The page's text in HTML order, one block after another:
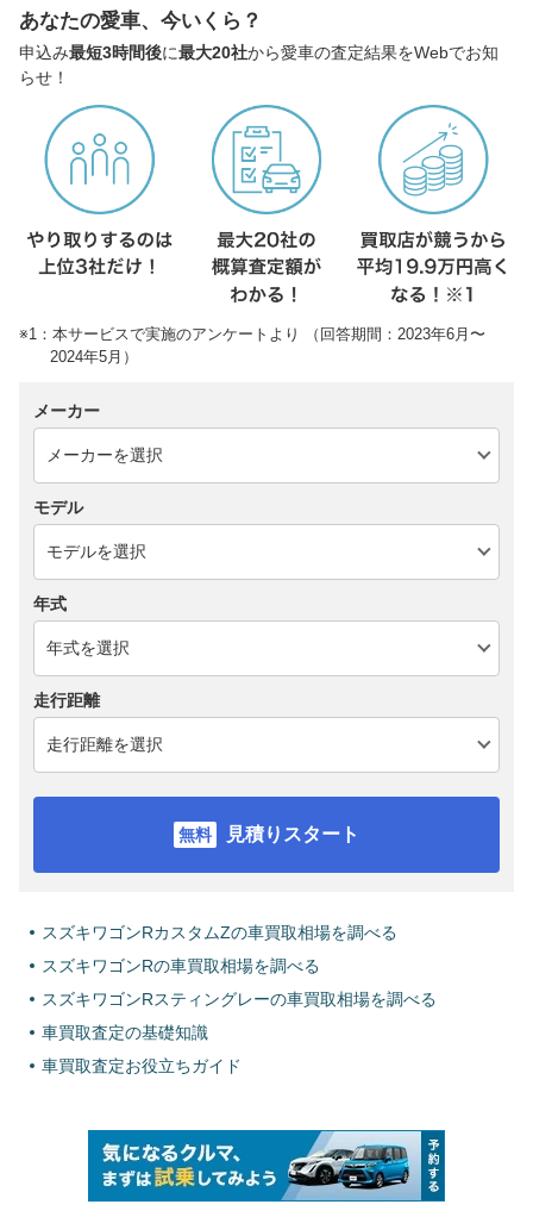
あなたの愛車、今いくら？
申込み最短3時間後に最大20社から愛車の査定結果をWebでお知
らせ！
※1：本サービスで実施のアンケートより （回答期間：2023年6月〜
2024年5月）
メーカー
モデル
年式
走行距離
見積りスタート
スズキワゴンRカスタムZの車買取相場を調べる
スズキワゴンRの車買取相場を調べる
スズキワゴンRスティングレーの車買取相場を調べる
車買取査定の基礎知識
車買取査定お役立ちガイド